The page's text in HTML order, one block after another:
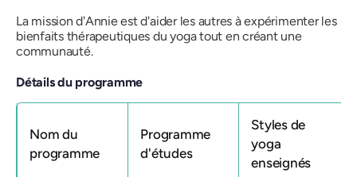
La mission d'Annie est d'aider les autres à expérimenter les
bienfaits thérapeutiques du yoga tout en créant une
communauté.
Détails du programme
Nom du
programme
Programme
d'études
Styles de
yoga
enseignés